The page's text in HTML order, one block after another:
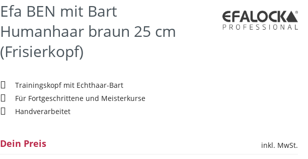
Efa BEN mit Bart
Humanhaar braun 25 cm
(Frisierkopf)
Trainingskopf mit Echthaar-Bart
Für Fortgeschrittene und Meisterkurse
Handverarbeitet
Dein Preis
inkl. MwSt.